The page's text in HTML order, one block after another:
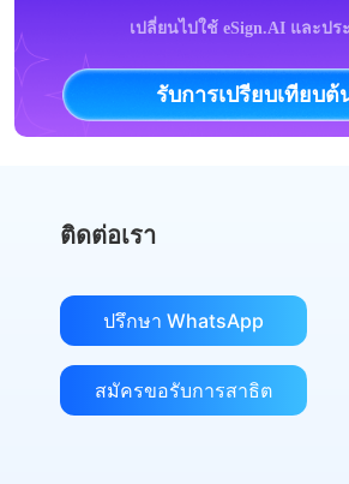
เปลี่ยนไปใช้ eSign.AI และปร
รับการเปรียบเทียบ
ติดต่อเรา
ปรึกษา WhatsApp
สมัครขอรับการสาธิต